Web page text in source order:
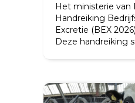
Het ministerie van
Handreiking
Excretie (BEX
Deze handreiking